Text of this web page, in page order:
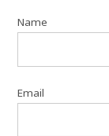
Name
Email